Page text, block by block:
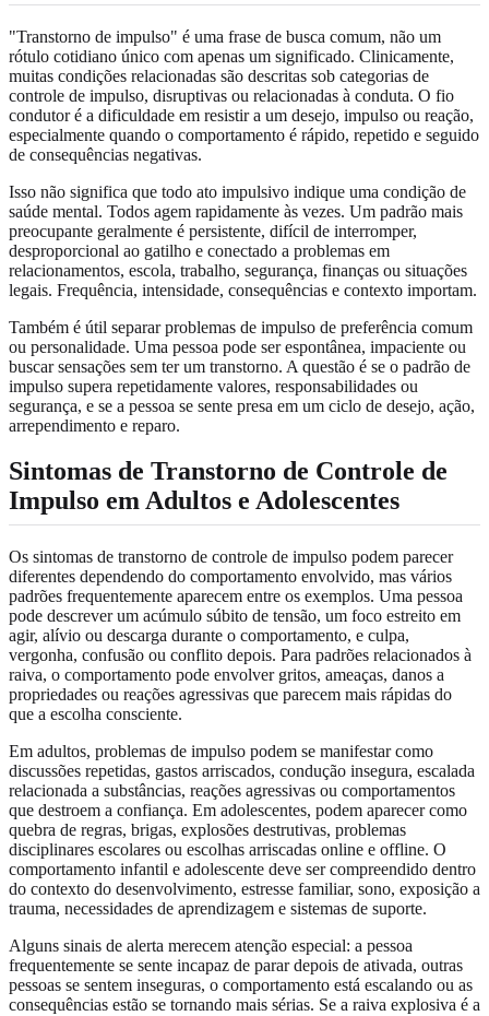
"Transtorno de impulso" é uma frase de busca comum, não um
rótulo cotidiano único com apenas um significado. Clinicamente,
muitas condições relacionadas são descritas sob categorias de
controle de impulso, disruptivas ou relacionadas à conduta. O fio
condutor é a dificuldade em resistir a um desejo, impulso ou reação,
especialmente quando o comportamento é rápido, repetido e seguido
de consequências negativas.
Isso não significa que todo ato impulsivo indique uma condição de
saúde mental. Todos agem rapidamente às vezes. Um padrão mais
preocupante geralmente é persistente, difícil de interromper,
desproporcional ao gatilho e conectado a problemas em
relacionamentos, escola, trabalho, segurança, finanças ou situações
legais. Frequência, intensidade, consequências e contexto importam.
Também é útil separar problemas de impulso de preferência comum
ou personalidade. Uma pessoa pode ser espontânea, impaciente ou
buscar sensações sem ter um transtorno. A questão é se o padrão de
impulso supera repetidamente valores, responsabilidades ou
segurança, e se a pessoa se sente presa em um ciclo de desejo, ação,
arrependimento e reparo.
Sintomas de Transtorno de Controle de
Impulso em Adultos e Adolescentes
Os sintomas de transtorno de controle de impulso podem parecer
diferentes dependendo do comportamento envolvido, mas vários
padrões frequentemente aparecem entre os exemplos. Uma pessoa
pode descrever um acúmulo súbito de tensão, um foco estreito em
agir, alívio ou descarga durante o comportamento, e culpa,
vergonha, confusão ou conflito depois. Para padrões relacionados à
raiva, o comportamento pode envolver gritos, ameaças, danos a
propriedades ou reações agressivas que parecem mais rápidas do
que a escolha consciente.
Em adultos, problemas de impulso podem se manifestar como
discussões repetidas, gastos arriscados, condução insegura, escalada
relacionada a substâncias, reações agressivas ou comportamentos
que destroem a confiança. Em adolescentes, podem aparecer como
quebra de regras, brigas, explosões destrutivas, problemas
disciplinares escolares ou escolhas arriscadas online e offline. O
comportamento infantil e adolescente deve ser compreendido dentro
do contexto do desenvolvimento, estresse familiar, sono, exposição a
trauma, necessidades de aprendizagem e sistemas de suporte.
Alguns sinais de alerta merecem atenção especial: a pessoa
frequentemente se sente incapaz de parar depois de ativada, outras
pessoas se sentem inseguras, o comportamento está escalando ou as
consequências estão se tornando mais sérias. Se a raiva explosiva é a